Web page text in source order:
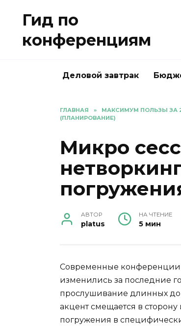
содержанию
Гид по
конференциям
Деловой завтрак
ГЛАВНАЯ »
МАКСИМУМ ПОЛЬЗЫ ЗА
(ПЛАНИРОВАНИЕ)
Микро
АВТОР
platus
НА ЧТЕНИЕ
5 мин
Современные конференции
изменились за последние
прослушивание длинных
акцент смещается в
погружения в